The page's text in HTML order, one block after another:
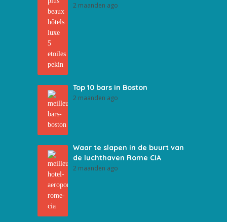
2 maanden ago
Top 10 bars in Boston
2 maanden ago
Waar te slapen in de buurt van
de luchthaven Rome CIA
2 maanden ago